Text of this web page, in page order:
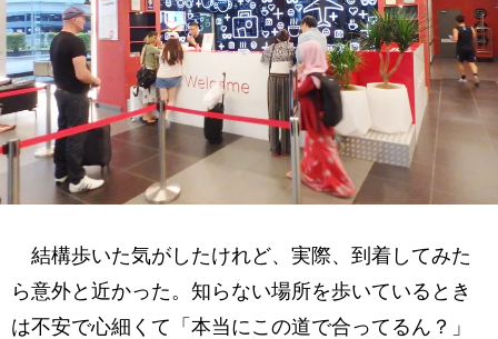
結構歩いた気がしたけれど、実際、到着してみた
ら意外と近かった。知らない場所を歩いているとき
は不安で心細くて「本当にこの道で合ってるん？」